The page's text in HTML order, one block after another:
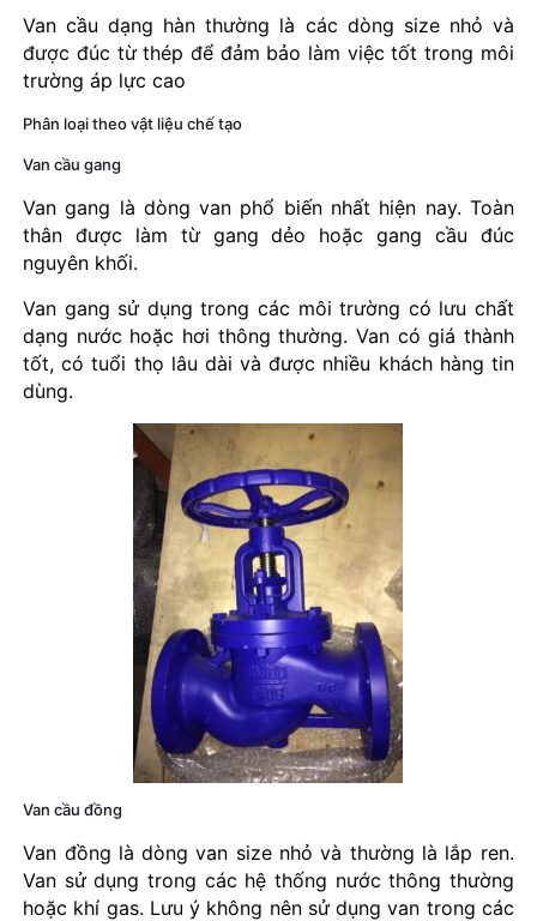
Van cầu dạng hàn thường là các dòng size nhỏ và
được đúc từ thép để đảm bảo làm việc tốt trong môi
trường áp lực cao
Phân loại theo vật liệu chế tạo
Van cầu gang
Van gang là dòng van phổ biến nhất hiện nay. Toàn
thân được làm từ gang dẻo hoặc gang cầu đúc
nguyên khối.
Van gang sử dụng trong các môi trường có lưu chất
dạng nước hoặc hơi thông thường. Van có giá thành
tốt, có tuổi thọ lâu dài và được nhiều khách hàng tin
dùng.
Van cầu đồng
Van đồng là dòng van size nhỏ và thường là lắp ren.
Van sử dụng trong các hệ thống nước thông thường
hoặc khí gas. Lưu ý không nên sử dụng van trong các